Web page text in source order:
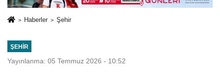
Haberler Şehir
ŞEHIR
Yayınlanma: 05 Temmuz 2026 - 10:52